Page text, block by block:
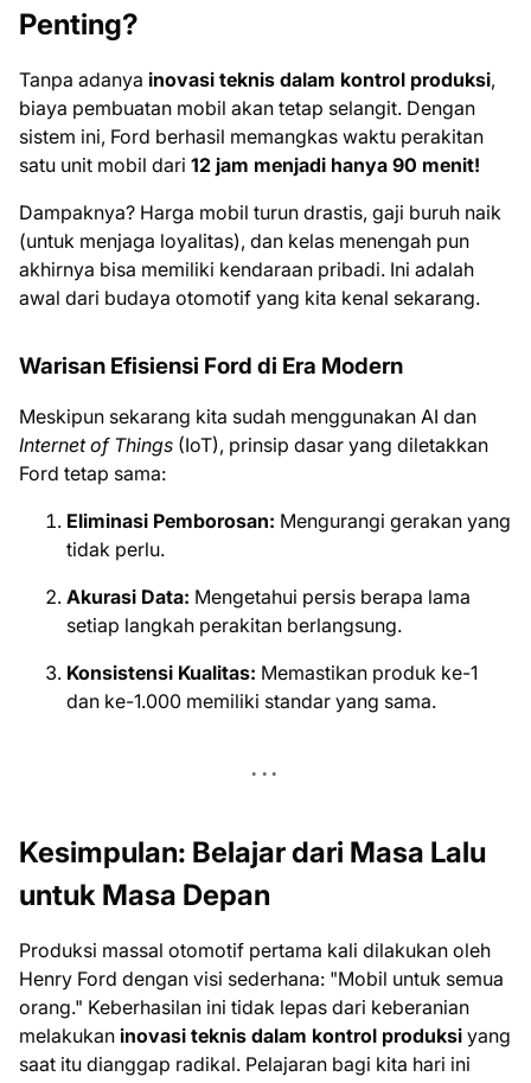
Penting?
Tanpa adanya inovasi teknis dalam kontrol produksi,
biaya pembuatan mobil akan tetap selangit. Dengan
sistem ini, Ford berhasil memangkas waktu perakitan
satu unit mobil dari 12 jam menjadi hanya 90 menit!
Dampaknya? Harga mobil turun drastis, gaji buruh naik
(untuk menjaga loyalitas), dan kelas menengah pun
akhirnya bisa memiliki kendaraan pribadi. Ini adalah
awal dari budaya otomotif yang kita kenal sekarang.
Warisan Efisiensi Ford di Era Modern
Meskipun sekarang kita sudah menggunakan AI dan
Internet of Things (IoT), prinsip dasar yang diletakkan
Ford tetap sama:
Eliminasi Pemborosan: Mengurangi gerakan yang
tidak perlu.
Akurasi Data: Mengetahui persis berapa lama
setiap langkah perakitan berlangsung.
Konsistensi Kualitas: Memastikan produk ke-1
dan ke-1.000 memiliki standar yang sama.
Kesimpulan: Belajar dari Masa Lalu
untuk Masa Depan
Produksi massal otomotif pertama kali dilakukan oleh
Henry Ford dengan visi sederhana: "Mobil untuk semua
orang." Keberhasilan ini tidak lepas dari keberanian
melakukan inovasi teknis dalam kontrol produksi yang
saat itu dianggap radikal. Pelajaran bagi kita hari ini